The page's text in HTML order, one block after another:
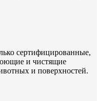
сертифицированные,
и чистящие
и поверхностей.